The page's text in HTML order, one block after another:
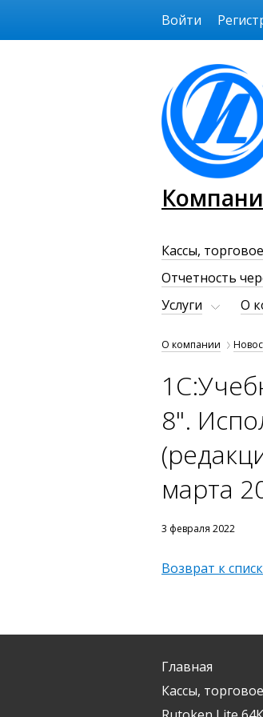
Размер
Войти
Кассы,
Отчетность
Услуги
О
О компании
8".
марта
3 февраля 2022
Возврат к
Главная
Кассы,